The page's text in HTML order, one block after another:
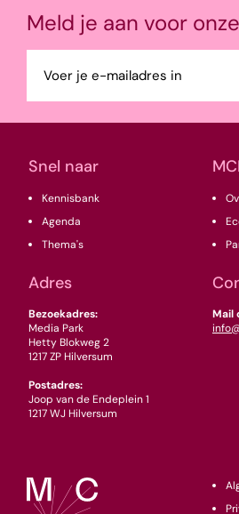
Snel naar
Kennisbank
Agenda
Thema's
Adres
Bezoekadres:
Media Park
Hetty Blokweg 2
1217 ZP Hilversum
Postadres:
Joop van de Endeplein 1
1217 WJ Hilversum
Mail
Meld je aan voor
mailadres
(Vereist)